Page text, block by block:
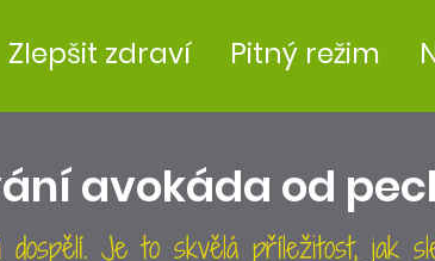
Zlepšit zdraví Pitný režim
avokáda od
Je to skvělá příležitost, jak